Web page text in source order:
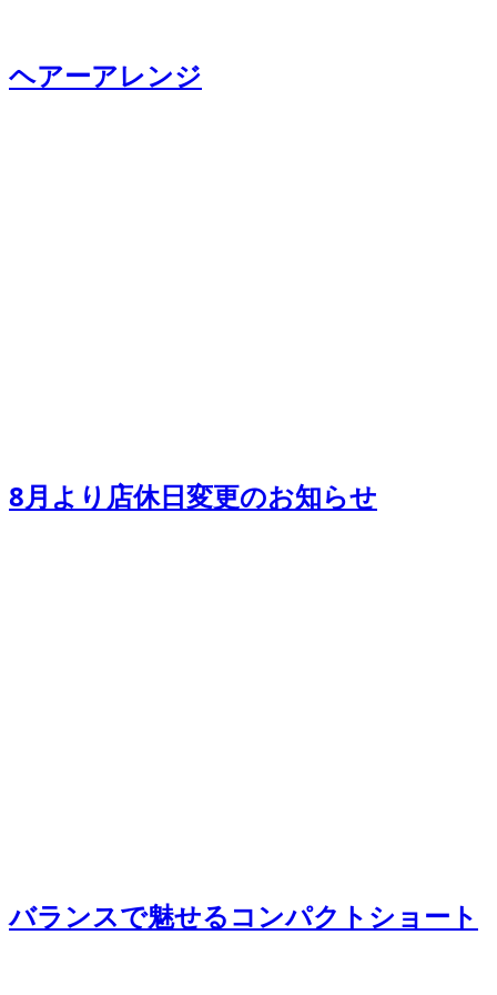
ヘアーアレンジ
8月より店休日変更のお知らせ
バランスで魅せるコンパクトショート